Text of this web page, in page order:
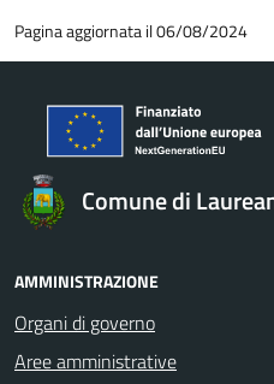
Pagina aggiornata il 06/08/2024
Comune di
AMMINISTRAZIONE
Organi di governo
Aree amministrative